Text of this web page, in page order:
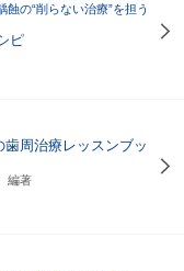
の“削らない治療”を担う
ピ
周治療レッスンブッ
編著